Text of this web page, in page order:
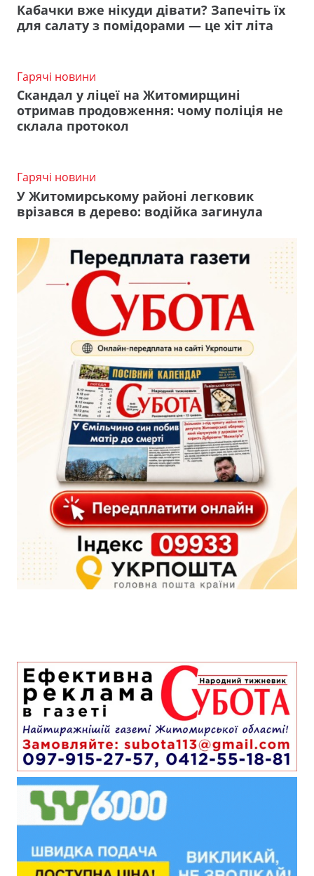
Кабачки вже нікуди дівати? Запечіть їх
для салату з помідорами — це хіт літа
Гарячі новини
Скандал у ліцеї на Житомирщині
отримав продовження: чому поліція не
склала протокол
Гарячі новини
У Житомирському районі легковик
врізався в дерево: водійка загинула